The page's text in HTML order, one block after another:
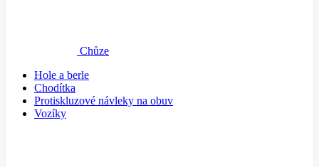
Chůze
Hole a berle
Chodítka
Protiskluzové návleky na obuv
Vozíky